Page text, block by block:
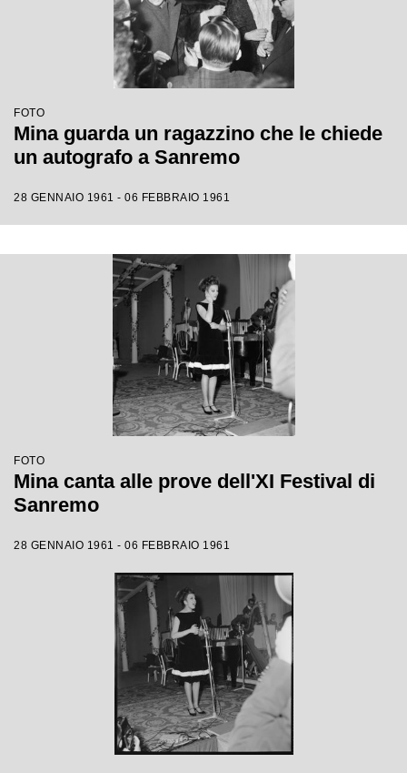
FOTO
Mina guarda un ragazzino che le chiede
un autografo a Sanremo
28 GENNAIO 1961 - 06 FEBBRAIO 1961
FOTO
Mina canta alle prove dell'XI Festival di
Sanremo
28 GENNAIO 1961 - 06 FEBBRAIO 1961